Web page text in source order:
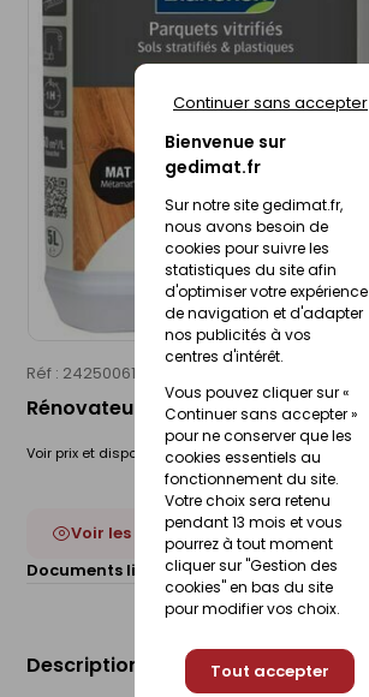
Bienvenue sur
gedimat.fr
Sur notre site gedimat.fr,
nous avons besoin de
cookies pour suivre les
statistiques du site afin
d'optimiser votre expérience
de navigation et d'adapter
nos publicités à vos
centres d'intérêt.
Vous pouvez cliquer sur «
Continuer sans accepter »
pour ne conserver que les
cookies essentiels au
fonctionnement du site.
Votre choix sera retenu
pendant 13 mois et vous
pourrez à tout moment
cliquer sur "Gestion des
cookies" en bas du site
pour modifier vos choix.
Tout accepter
Continuer sans accepter
Réf : 24250061
Rénovateur métallisant mat - pot 5l
Voir prix et disponibilité en magasin
Voir les 4 déclinaisons
Documents liés :
Fiche technique
Description du produit